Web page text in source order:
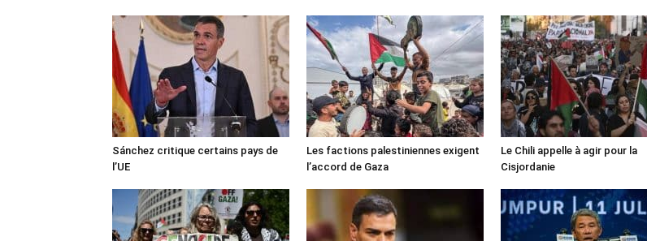
Sánchez critique certains pays de
l’UE
Les factions palestiniennes exigent
l’accord de Gaza
Le Chili appelle à agir pour la
Cisjordanie